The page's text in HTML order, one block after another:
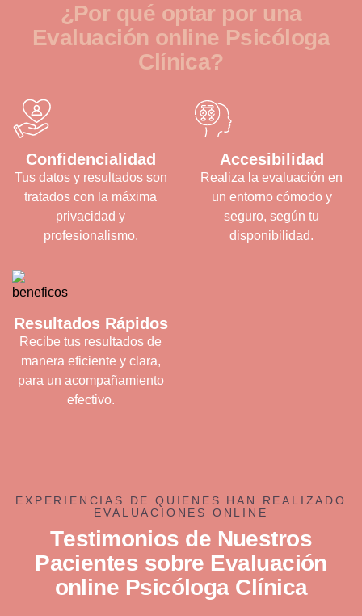
¿Por qué optar por una
Evaluación online Psicóloga
Clínica?
Confidencialidad
Tus datos y resultados son
tratados con la máxima
privacidad y
profesionalismo.
Accesibilidad
Realiza la evaluación en
un entorno cómodo y
seguro, según tu
disponibilidad.
Resultados Rápidos
Recibe tus resultados de
manera eficiente y clara,
para un acompañamiento
efectivo.
EXPERIENCIAS DE QUIENES HAN REALIZADO
EVALUACIONES ONLINE
Testimonios de Nuestros
Pacientes sobre Evaluación
online Psicóloga Clínica